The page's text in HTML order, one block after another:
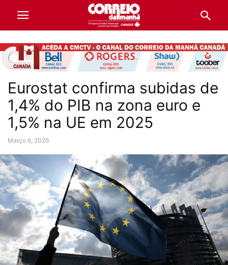
Eurostat confirma subidas de
1,4% do PIB na zona euro e
1,5% na UE em 2025
Março 6, 2026